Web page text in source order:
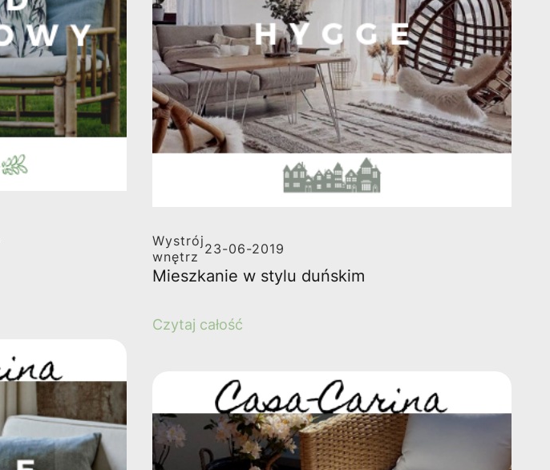
Wystrój
wnętrz 23-06-2019
Mieszkanie w stylu duńskim
Czytaj całość